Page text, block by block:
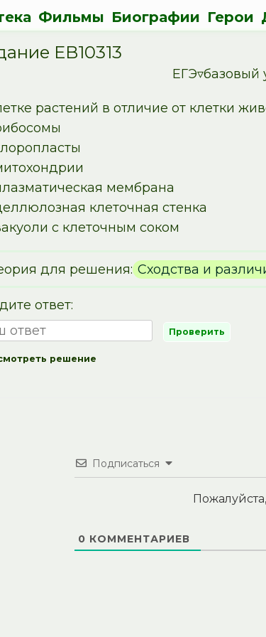
Фильмы Биографии Герои
EB10313
ЕГЭ▿базовый
растений в отличие от клетки
мембрана
клеточная стенка
с клеточным соком
для решения:Сходства и
ответ:
решение
Подписаться
0 КОММЕНТАРИЕВ